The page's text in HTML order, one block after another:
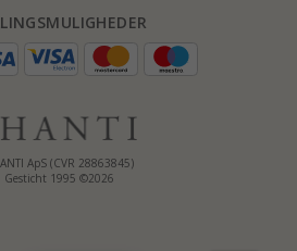
ApS (CVR 28863845)
Gesticht 1995 ©2026